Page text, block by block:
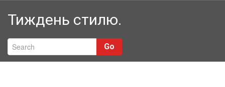
Тиждень стилю.
Go